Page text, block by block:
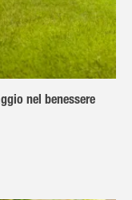
nel benessere